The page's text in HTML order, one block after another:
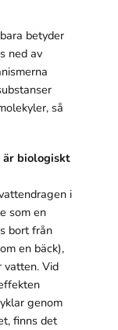
betyder
ned av
så
biologiskt
i
som en
bort från
en bäck),
Vid
genom
finns det